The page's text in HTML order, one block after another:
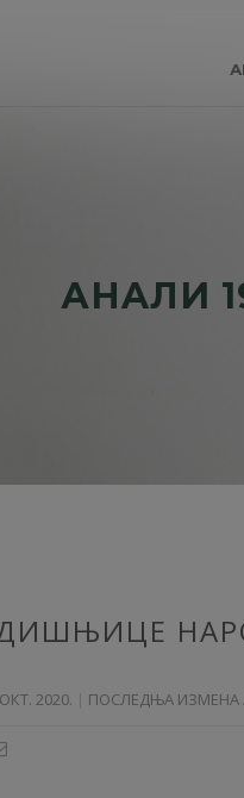
АНAЛИ
2020. ПОСЛЕДЊА ИЗМЕНА /